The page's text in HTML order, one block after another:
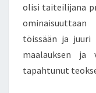
olisi taiteilijana
töissään ja juuri
maalauksen ja
tapahtunut